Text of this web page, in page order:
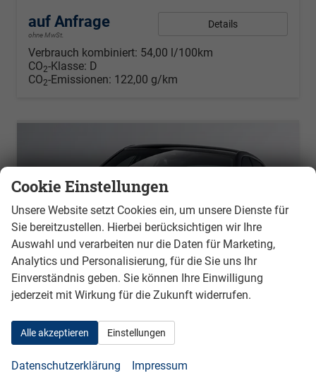
auf Anfrage
ohne MwSt.
Details
Verbrauch kombiniert: 54,00 l/100km
CO2-Klasse: D
CO2-Emissionen: 122,00 g/km
Style 1.0 TSI EVO 85 kW DSG
Cookie Einstellungen
Unsere Website setzt Cookies ein, um unsere Dienste für
Sie bereitzustellen. Hierbei berücksichtigen wir Ihre
Auswahl und verarbeiten nur die Daten für Marketing,
Analytics und Personalisierung, für die Sie uns Ihr
Einverständnis geben. Sie können Ihre Einwilligung
jederzeit mit Wirkung für die Zukunft widerrufen.
Alle akzeptieren Einstellungen
Datenschutzerklärung Impressum